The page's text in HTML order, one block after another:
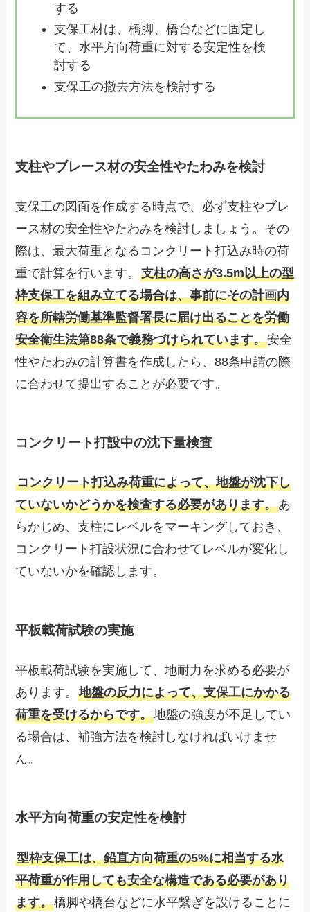
する
支保工材は、橋脚、橋台などに固定し
て、水平方向荷重に対する安定性を検
討する
支保工の撤去方法を検討する
支柱やブレース材の安全性やたわみを検討
支保工の図面を作成する時点で、必ず支柱やブレ
ース材の安全性やたわみを検討しましょう。その
際は、最大荷重となるコンクリート打込み時の荷
重で計算を行います。支柱の高さが3.5m以上の型
枠支保工を組み立てる場合は、事前にその計画内
容を所轄労働基準監督署長に届け出ることを労働
安全衛生法第88条で義務づけられています。安全
性やたわみの計算書を作成したら、88条申請の際
に合わせて提出することが必要です。
コンクリート打設中の沈下量検査
コンクリート打込み荷重によって、地盤が沈下し
ていないかどうかを検査する必要があります。あ
らかじめ、支柱にレベルをマーキングしておき、
コンクリート打設状況に合わせてレベルが変化し
ていないかを確認します。
平板載荷試験の実施
平板載荷試験を実施して、地耐力を求める必要が
あります。地盤の反力によって、支保工にかかる
荷重を受けるからです。地盤の強度が不足してい
る場合は、補強方法を検討しなければいけませ
ん。
水平方向荷重の安定性を検討
型枠支保工は、鉛直方向荷重の5%に相当する水
平荷重が作用しても安全な構造である必要があり
ます。橋脚や橋台などに水平繋ぎを設けることに